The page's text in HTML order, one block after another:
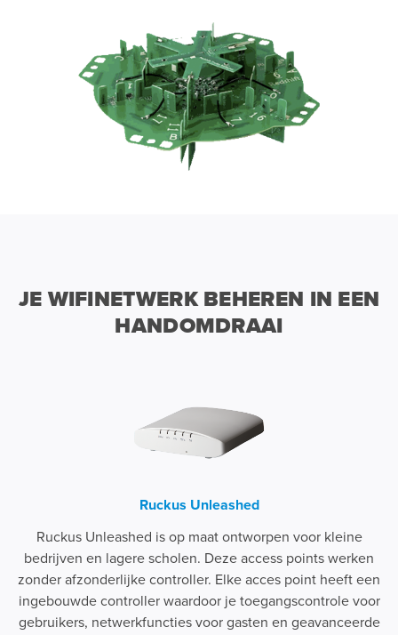
JE WIFINETWERK BEHEREN IN EEN
HANDOMDRAAI
Ruckus Unleashed
Ruckus Unleashed is op maat ontworpen voor kleine
bedrijven en lagere scholen. Deze access points werken
zonder afzonderlijke controller. Elke acces point heeft een
ingebouwde controller waardoor je toegangscontrole voor
gebruikers, netwerkfuncties voor gasten en geavanceerde